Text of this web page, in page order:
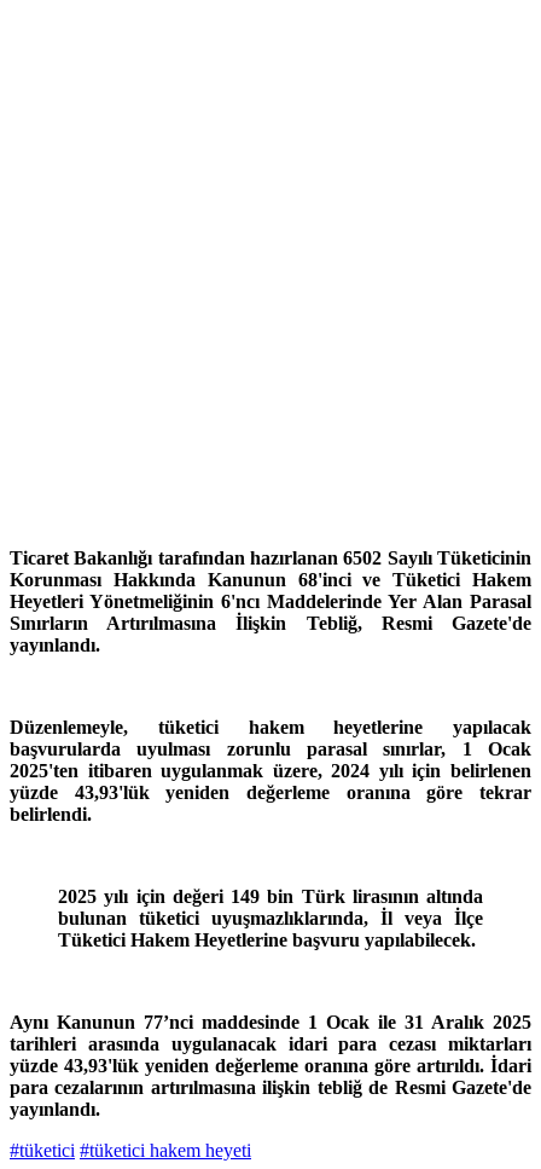
Ticaret Bakanlığı tarafından hazırlanan 6502 Sayılı Tüketicinin
Korunması Hakkında Kanunun 68'inci ve Tüketici Hakem
Heyetleri Yönetmeliğinin 6'ncı Maddelerinde Yer Alan Parasal
Sınırların Artırılmasına İlişkin Tebliğ, Resmi Gazete'de
yayınlandı.
Düzenlemeyle, tüketici hakem heyetlerine yapılacak
başvurularda uyulması zorunlu parasal sınırlar, 1 Ocak
2025'ten itibaren uygulanmak üzere, 2024 yılı için belirlenen
yüzde 43,93'lük yeniden değerleme oranına göre tekrar
belirlendi.
2025 yılı için değeri 149 bin Türk lirasının altında
bulunan tüketici uyuşmazlıklarında, İl veya İlçe
Tüketici Hakem Heyetlerine başvuru yapılabilecek.
Aynı Kanunun 77’nci maddesinde 1 Ocak ile 31 Aralık 2025
tarihleri arasında uygulanacak idari para cezası miktarları
yüzde 43,93'lük yeniden değerleme oranına göre artırıldı. İdari
para cezalarının artırılmasına ilişkin tebliğ de Resmi Gazete'de
yayınlandı.
#tüketici #tüketici hakem heyeti